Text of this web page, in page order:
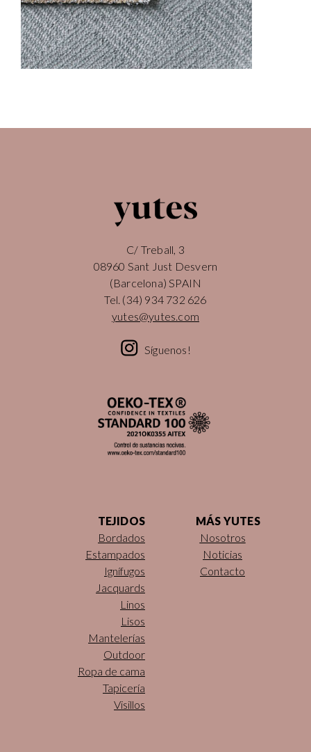
C/ Treball, 3
08960 Sant Just Desvern
(Barcelona) SPAIN
Tel. (34) 934 732 626
yutes@yutes.com
Síguenos!
TEJIDOS
Bordados
Estampados
Ignífugos
Jacquards
Linos
Lisos
Mantelerías
Outdoor
Ropa de cama
Tapicería
Visillos
MÁS YUTES
Nosotros
Noticias
Contacto